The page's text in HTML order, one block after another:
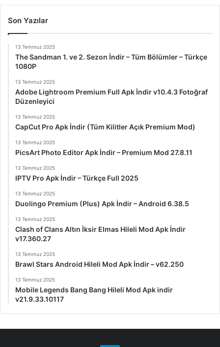
Son Yazılar
13 Temmuz 2025
The Sandman 1. ve 2. Sezon İndir – Tüm Bölümler – Türkçe
1080P
13 Temmuz 2025
Adobe Lightroom Premium Full Apk İndir v10.4.3 Fotoğraf
Düzenleyici
13 Temmuz 2025
CapCut Pro Apk İndir (Tüm Kilitler Açık Premium Mod)
13 Temmuz 2025
PicsArt Photo Editor Apk İndir – Premium Mod 27.8.11
13 Temmuz 2025
IPTV Pro Apk İndir – Türkçe Full 2025
13 Temmuz 2025
Duolingo Premium (Plus) Apk İndir – Android 6.38.5
13 Temmuz 2025
Clash of Clans Altın İksir Elmas Hileli Mod Apk İndir
v17.360.27
13 Temmuz 2025
Brawl Stars Android Hileli Mod Apk İndir – v62.250
13 Temmuz 2025
Mobile Legends Bang Bang Hileli Mod Apk indir
v21.9.33.10117